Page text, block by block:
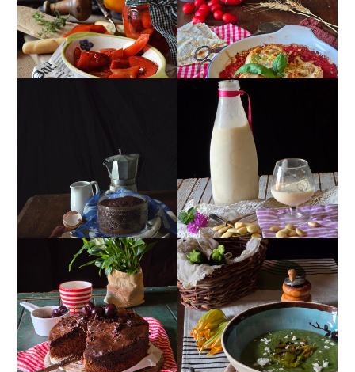
PIEMONTESE RICOTTA
MUG CAKE AL
CIOCCOLATO
MANDORLITO
TORTA DOPPIO
CIOCCOLATO E
CILIEGIE
CREMA ESTIVA DI
ZUCCHINE CON FIORI E
FETA